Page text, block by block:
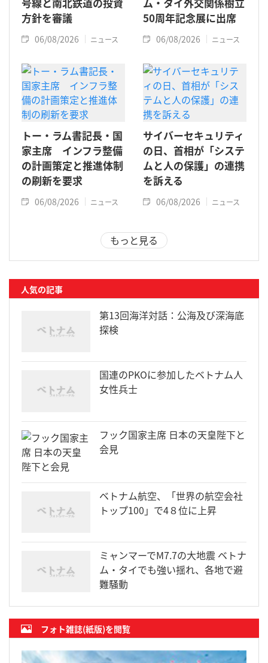
方針を審議
06/08/2026 ニュース
50周年記念展に出席
06/08/2026 ニュース
トー・ラム書記長・国
家主席 インフラ整備
の計画策定と推進体制
の刷新を要求
06/08/2026 ニュース
サイバーセキュリティ
の日、首相が「システ
ムと人の保護」の連携
を訴える
06/08/2026 ニュース
もっと見る
人気の記事
第13回海洋対話：公海及び深海底
探検
国連のPKOに参加したベトナム人
女性兵士
フック国家主席 日本の天皇陛下と
会見
ベトナム航空、「世界の航空会社
トップ100」で4８位に上昇
ミャンマーでM7.7の大地震 ベトナ
ム・タイでも強い揺れ、各地で避
難騒動
フォト雑誌(紙版)を閲覧